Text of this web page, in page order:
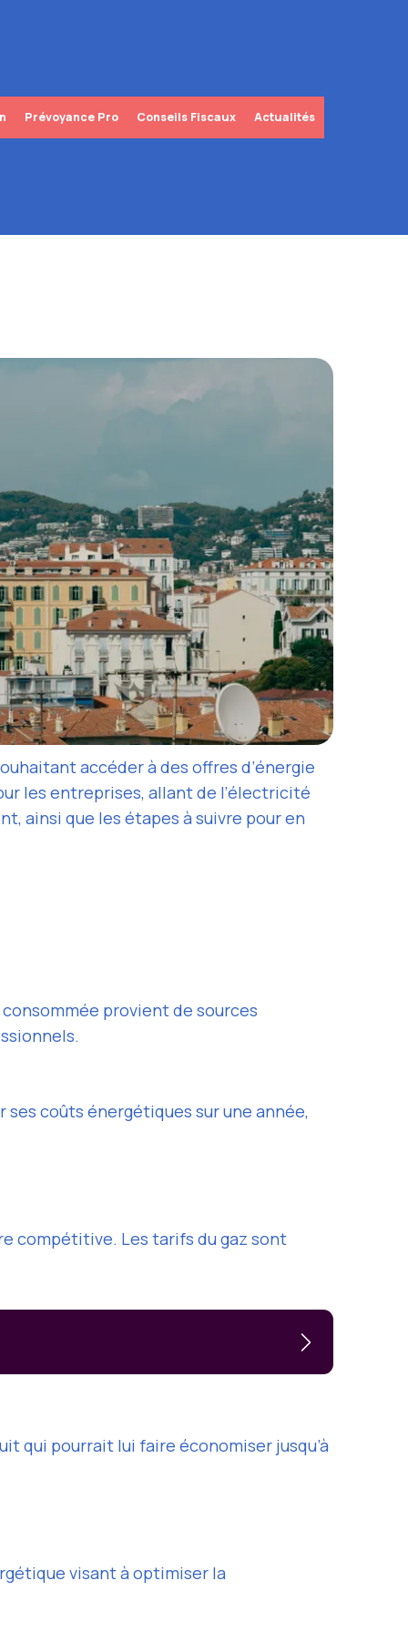
Prévoyance Pro Conseils Fiscaux Actualités
accéder à des offres d’énergie
les entreprises, allant de l’électricité
ainsi que les étapes à suivre pour en
provient de sources
ses coûts énergétiques sur une année,
compétitive. Les tarifs du gaz sont
qui pourrait lui faire économiser jusqu’à
visant à optimiser la